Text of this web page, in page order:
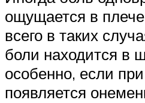
ощущается в
всего в таких
боли находится в
особенно, если
появляется